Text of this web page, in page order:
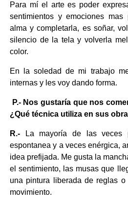
Para mí el arte es poder
sentimientos y emociones
alma y completarla, es soñar,
silencio de la tela y volverla
color.
En la soledad de mi trabajo
internas y les voy dando forma.
P.- Nos gustaría que nos
¿Qué técnica utiliza en sus
R.- La mayoría de las veces
espontanea y a veces enérgica,
idea prefijada. Me gusta la
el sentimiento, las musas que
una pintura liberada de reglas
movimiento.